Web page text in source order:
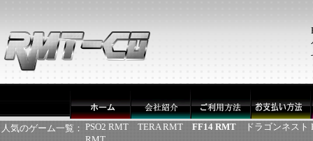
人気のゲーム一覧： PSO2 RMT TERA RMT FF14 RMT
ドラゴンネスト